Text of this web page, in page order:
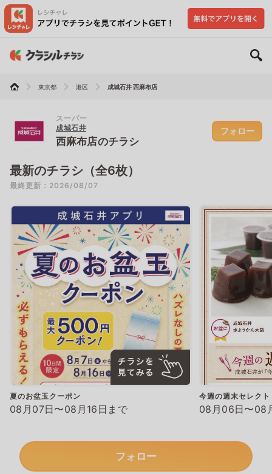
東京都 港区 成城石井 西麻布店
スーパー
成城石井
西麻布店のチラシ
フォロー
最新のチラシ（全6枚）
最終更新：2026/08/07
夏のお盆玉クーポン
08月07日〜08月16日まで
今週の週末セレクト
08月06日〜08
フォロー